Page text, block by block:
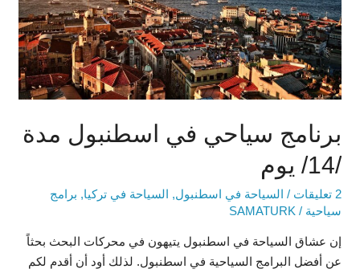
برنامج سياحي في اسطنبول مدة
/14/ يوم
2 تعليقات / السياحة في اسطنبول, السياحة في تركيا, برامج
سياحية /
SAMATURK
إن عشاق السياحة في اسطنبول يتيهون في محركات البحث بحثاً
عن أفضل البرامج السياحية في اسطنبول. لذلك أود أن أقدم لكم
/14/
يوم